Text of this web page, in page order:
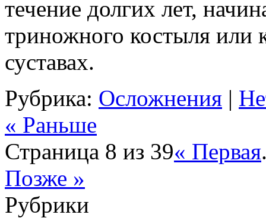
течение долгих лет,
триножного костыля или
суставах.
Рубрика: Осложнения |
« Раньше
Страница 8 из 39« Первая
Позже »
Рубрики